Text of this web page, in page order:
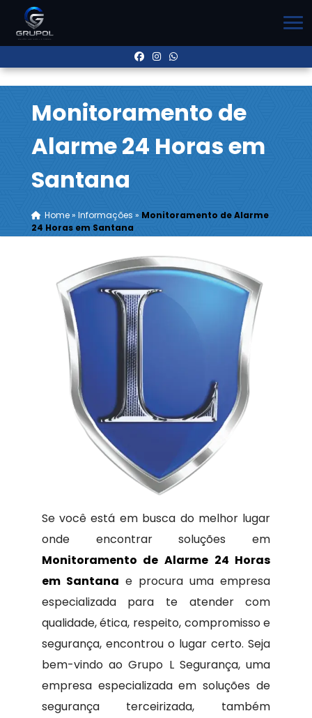
Monitoramento de
Alarme 24 Horas em
Santana
Home» Informações » Monitoramento de Alarme
24 Horas em Santana
Se você está em busca do melhor lugar
onde encontrar soluções em
Monitoramento de Alarme 24 Horas
em Santana e procura uma empresa
especializada para te atender com
qualidade, ética, respeito, compromisso e
segurança, encontrou o lugar certo. Seja
bem-vindo ao Grupo L Segurança, uma
empresa especializada em soluções de
segurança terceirizada, também